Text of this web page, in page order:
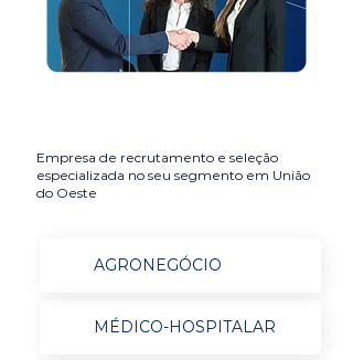
Empresa de recrutamento e seleção
especializada no seu segmento em União
do Oeste
AGRONEGÓCIO
MÉDICO-HOSPITALAR